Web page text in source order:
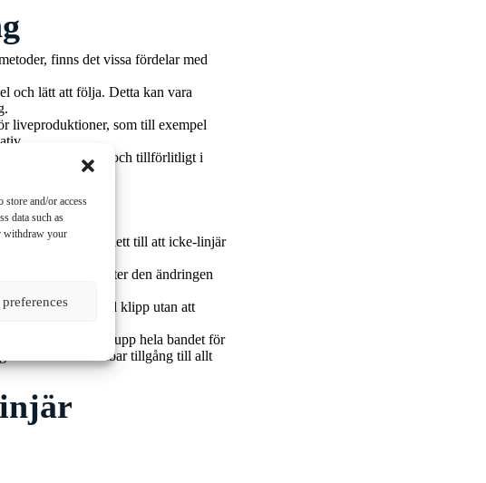
store and/or access
data such as
withdraw your
preferences
finns det vissa fördelar med
och lätt att följa. Detta kan vara
liveproduktioner, som till exempel
vara mer stabilt och tillförlitligt i
som har lett till att icke-linjär
är:
allt material efter den ändringen
behövs.
med klipp utan att
redigeraren spela upp hela bandet för
har omedelbar tillgång till allt